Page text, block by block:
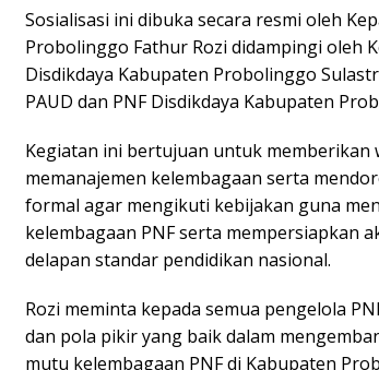
Sosialisasi ini dibuka secara resmi oleh
Probolinggo Fathur Rozi didampingi oleh
Disdikdaya Kabupaten Probolinggo
PAUD dan PNF Disdikdaya Kabupaten
Kegiatan ini bertujuan untuk memberikan
memanajemen kelembagaan serta
formal agar mengikuti kebijakan guna
kelembagaan PNF serta mempersiapkan
delapan standar pendidikan nasional.
Rozi meminta kepada semua pengelola
dan pola pikir yang baik dalam
mutu kelembagaan PNF di Kabupaten